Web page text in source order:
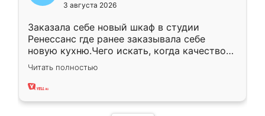
3 августа 2026
Заказала себе новый шкаф в студии
Ренессанс где ранее заказывала себе
новую кухню.Чего искать, когда качеством
вполне довольна. Служит кухня уже почти
два года, нареканий нет.
Читать полностью